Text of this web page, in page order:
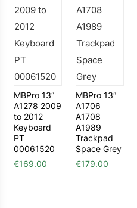
MBPro 13”
A1278 2009
to 2012
Keyboard
PT
00061520
€169.00
MBPro 13″
A1706
A1708
A1989
Trackpad
Space Grey
€179.00